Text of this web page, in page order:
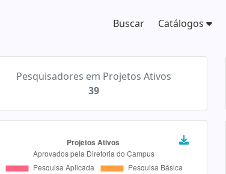
Buscar Catálogos
Pesquisadores em Projetos Ativos
39